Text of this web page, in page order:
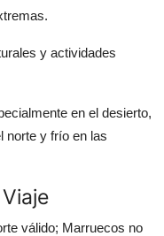
y actividades
en el desierto,
norte y frío en las
válido; Marruecos no